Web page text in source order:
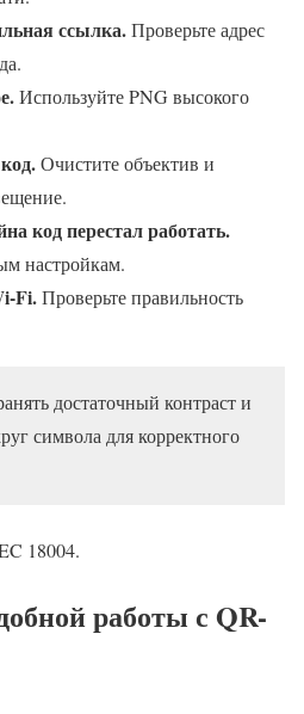
ссылка.Проверьте адрес
Используйте PNG высокого
Очистите объектив и
код перестал работать.
настройкам.
Fi.Проверьте правильность
достаточный контраст и
символа для корректного
18004.
работы с QR-